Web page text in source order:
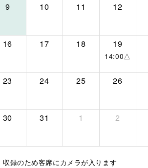
9 10 11 12
16 17 18 19
14:00△
23 24 25 26
30 31 1 2
録のため客席にカメラが入ります